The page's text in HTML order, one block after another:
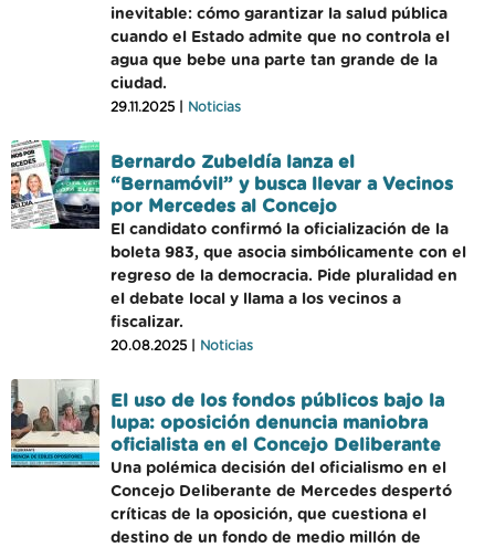
inevitable: cómo garantizar la salud pública
cuando el Estado admite que no controla el
agua que bebe una parte tan grande de la
ciudad.
29.11.2025 | Noticias
Bernardo Zubeldía lanza el
“Bernamóvil” y busca llevar a Vecinos
por Mercedes al Concejo
El candidato confirmó la oficialización de la
boleta 983, que asocia simbólicamente con el
regreso de la democracia. Pide pluralidad en
el debate local y llama a los vecinos a
fiscalizar.
20.08.2025 | Noticias
El uso de los fondos públicos bajo la
lupa: oposición denuncia maniobra
oficialista en el Concejo Deliberante
Una polémica decisión del oficialismo en el
Concejo Deliberante de Mercedes despertó
críticas de la oposición, que cuestiona el
destino de un fondo de medio millón de